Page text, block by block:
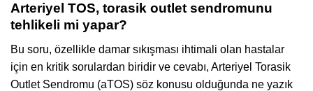
Arteriyel TOS, torasik outlet sendromunu
tehlikeli mi yapar?
Bu soru, özellikle damar sıkışması ihtimali olan hastalar
için en kritik sorulardan biridir ve cevabı, Arteriyel Torasik
Outlet Sendromu (aTOS) söz konusu olduğunda ne yazık